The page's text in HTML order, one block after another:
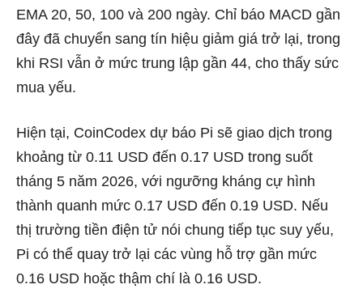
EMA 20, 50, 100 và 200 ngày. Chỉ báo MACD gần
đây đã chuyển sang tín hiệu giảm giá trở lại, trong
khi RSI vẫn ở mức trung lập gần 44, cho thấy sức
mua yếu.
Hiện tại, CoinCodex dự báo Pi sẽ giao dịch trong
khoảng từ 0.11 USD đến 0.17 USD trong suốt
tháng 5 năm 2026, với ngưỡng kháng cự hình
thành quanh mức 0.17 USD đến 0.19 USD. Nếu
thị trường tiền điện tử nói chung tiếp tục suy yếu,
Pi có thể quay trở lại các vùng hỗ trợ gần mức
0.16 USD hoặc thậm chí là 0.16 USD.